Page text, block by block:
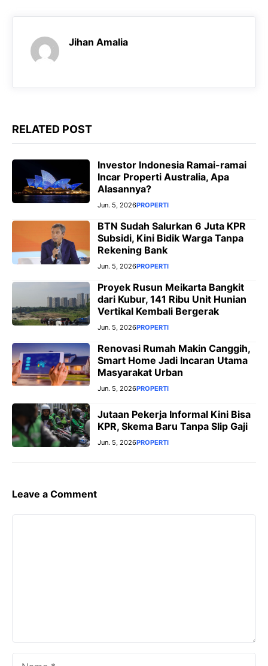
o A
p
p
r
a
n
g
Jihan Amalia
RELATED POST
Investor Indonesia Ramai-ramai
Incar Properti Australia, Apa
Alasannya?
Jun. 5, 2026PROPERTI
BTN Sudah Salurkan 6 Juta KPR
Subsidi, Kini Bidik Warga Tanpa
Rekening Bank
Jun. 5, 2026PROPERTI
Proyek Rusun Meikarta Bangkit
dari Kubur, 141 Ribu Unit Hunian
Vertikal Kembali Bergerak
Jun. 5, 2026PROPERTI
Renovasi Rumah Makin Canggih,
Smart Home Jadi Incaran Utama
Masyarakat Urban
Jun. 5, 2026PROPERTI
Jutaan Pekerja Informal Kini Bisa
KPR, Skema Baru Tanpa Slip Gaji
Jun. 5, 2026PROPERTI
Leave a Comment